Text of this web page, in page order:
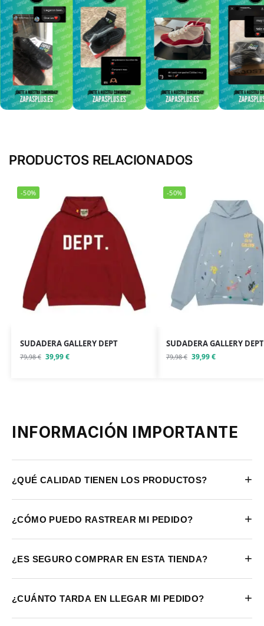
PRODUCTOS RELACIONADOS
-50%
SUDADERA GALLERY DEPT
79,98€ 39,99€
-50%
SUDADERA GALLERY DEPT
79,98€ 39,99€
INFORMACIÓN IMPORTANTE
¿QUÉ CALIDAD TIENEN LOS PRODUCTOS? +
¿CÓMO PUEDO RASTREAR MI PEDIDO? +
¿ES SEGURO COMPRAR EN ESTA TIENDA? +
¿CUÁNTO TARDA EN LLEGAR MI PEDIDO? +